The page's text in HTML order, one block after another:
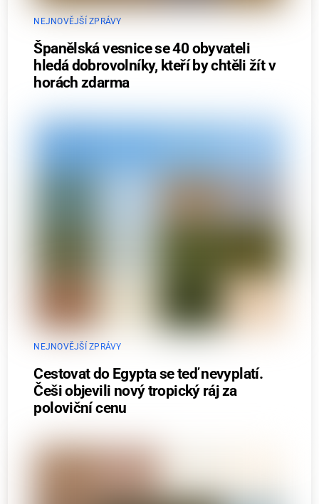
NEJNOVĚJŠÍ ZPRÁVY
Španělská vesnice se 40 obyvateli
hledá dobrovolníky, kteří by chtěli žít v
horách zdarma
NEJNOVĚJŠÍ ZPRÁVY
Cestovat do Egypta se teď nevyplatí.
Češi objevili nový tropický ráj za
poloviční cenu